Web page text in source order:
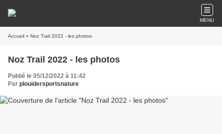
MENU
Accueil » Noz Trail 2022 - les photos
Noz Trail 2022 - les photos
Publié le 05/12/2022 à 11:42
Par plouidersportsnature